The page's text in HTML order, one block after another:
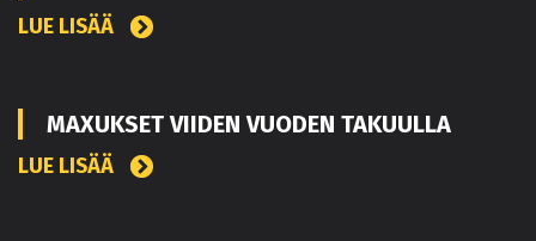
LUE LISÄÄ
MAXUKSET VIIDEN VUODEN TAKUULLA
LUE LISÄÄ